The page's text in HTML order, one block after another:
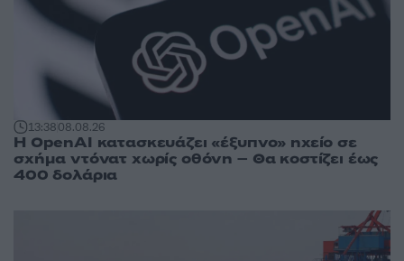
13:3808.08.26
Η OpenAI κατασκευάζει «έξυπνο» ηχείο σε
σχήμα ντόνατ χωρίς οθόνη – Θα κοστίζει έως
400 δολάρια